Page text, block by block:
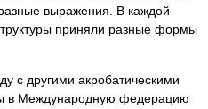
выражения. В каждой
приняли разные формы
с другими акробатическими
в Международную федерацию